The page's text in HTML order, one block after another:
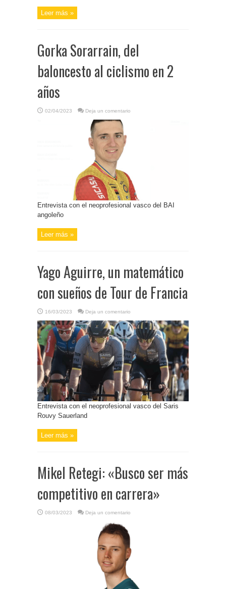
Leer más »
Gorka Sorarrain, del
baloncesto al ciclismo en 2
años
02/04/2023 Deja un comentario
Entrevista con el neoprofesional vasco del BAI
angoleño
Leer más »
Yago Aguirre, un matemático
con sueños de Tour de Francia
16/03/2023 Deja un comentario
Entrevista con el neoprofesional vasco del Saris
Rouvy Sauerland
Leer más »
Mikel Retegi: «Busco ser más
competitivo en carrera»
08/03/2023 Deja un comentario